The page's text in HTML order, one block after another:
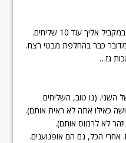
אתה מזדחל לך בטור הפחיות וקולט במקביל אליך עוד 10 שליחים.
כבר בהחלפת מבטי רצח.
גז…
(נו טוב, השליחים
כאילו אתה לא ראית אותם).
לא לרמוס אותם).
אחרי הכל, גם הם אופנוענים.